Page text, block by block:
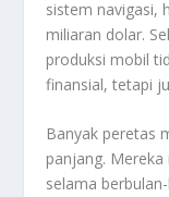
sistem navigasi,
miliaran dolar.
produksi mobil
finansial, tetapi
Banyak peretas
panjang.
selama